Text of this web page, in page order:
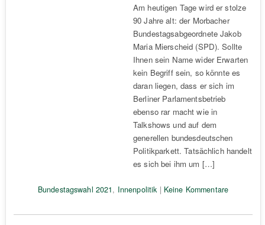
Am heutigen Tage wird er stolze
90 Jahre alt: der Morbacher
Bundestagsabgeordnete Jakob
Maria Mierscheid (SPD). Sollte
Ihnen sein Name wider Erwarten
kein Begriff sein, so könnte es
daran liegen, dass er sich im
Berliner Parlamentsbetrieb
ebenso rar macht wie in
Talkshows und auf dem
generellen bundesdeutschen
Politikparkett. Tatsächlich handelt
es sich bei ihm um […]
Bundestagswahl 2021, Innenpolitik | Keine Kommentare